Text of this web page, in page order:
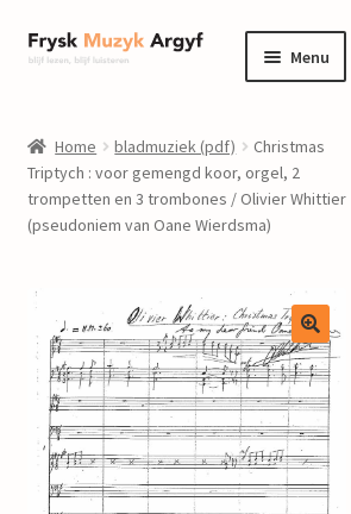
Ga
door
navigatie
Ga
naar
inhoud
Menu
informatie
winkel
Componisten
nieuws
events
contact
Home bladmuziek (pdf)
Christmas
Triptych : voor gemengd koor, orgel, 2
trompetten en 3 trombones / Olivier Whittier
(pseudoniem van Oane Wierdsma)